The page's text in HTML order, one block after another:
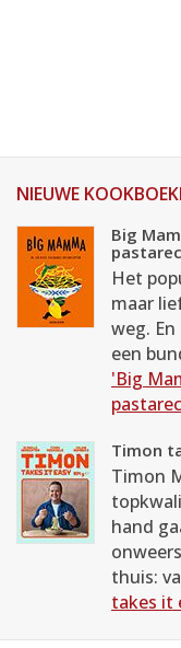
NIEUWE
Big
Het
maar
weg.
een
'Big
Timon
Timon
hand
thuis:
takes it